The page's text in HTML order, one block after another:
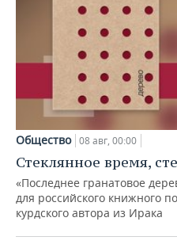
Общество 08 авг, 00:00
Стеклянное время,
«Последнее гранатовое
для российского книжного
курдского автора из Ирака